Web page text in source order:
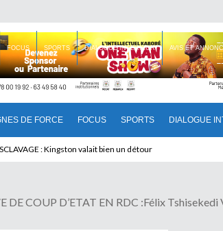
DE FORCE FOCUS SPORTS DIALOGUE
FOCUS SPORTS DIALOGUE INTERIEUR AVIS ET
quitte le pouvoir sans partir !
COUP D’ETAT EN RDC :Félix Tshisekedi